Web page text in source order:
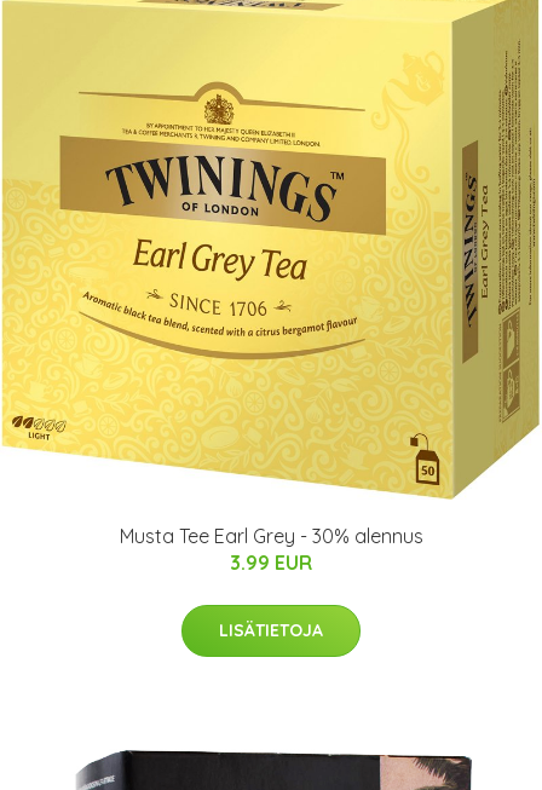
Musta Tee Earl Grey - 30% alennus
3.99 EUR
LISÄTIETOJA